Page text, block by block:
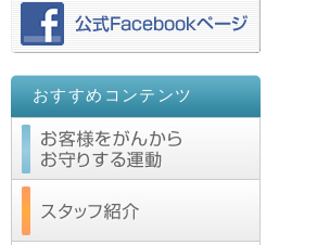
おすすめコンテンツ